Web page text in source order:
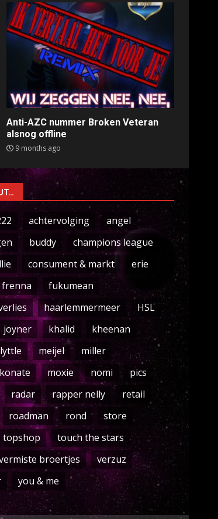
Anti-AZC nummer Broken Veteran
alsnog offline
9 months ago
achtervolging
angel
buddy
champions league
consument & markt
erie
frenna
fukumean
haarlemmermeer
HSL
joyner khalid
kheenan
lyttle meijel
miller
moxie nomi
pics
radar rapper nelly
retail
roadman rond
store
topshop
touch the stars
broertjes
verzuz
you & me